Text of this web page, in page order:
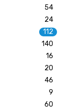
54
24
112
140
16
20
46
9
60